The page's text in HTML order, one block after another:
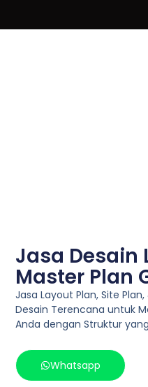
Jasa Desain
Master Plan
Jasa Layout Plan, Site
Desain Terencana untuk
Anda dengan Struktur
Whatsapp